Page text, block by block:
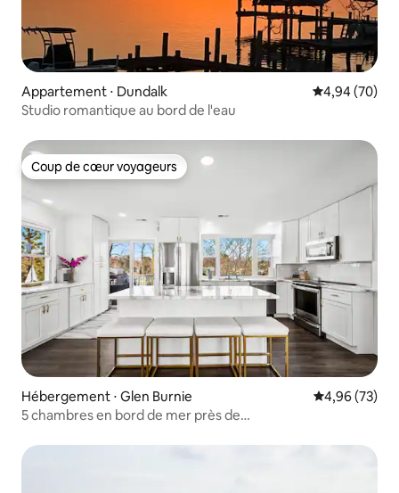
Appartement ⋅ Dundalk Évaluation
4,94 (70)
Studio romantique au bord de l'eau
Coup de cœur voyageurs
Coup de cœur voyageurs
Hébergement ⋅ Glen Burnie Évaluation
4,96 (73)
5 chambres en bord de mer près de